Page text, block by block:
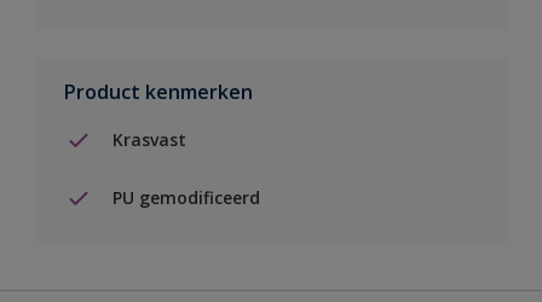
Product kenmerken
Krasvast
PU gemodificeerd